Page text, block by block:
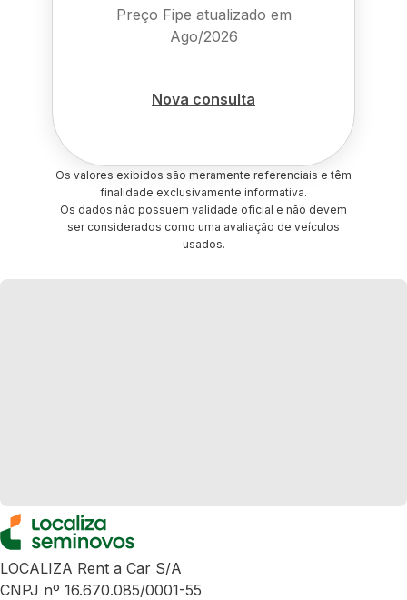
Preço Fipe atualizado em
Ago/2026
Nova consulta
Os valores exibidos são meramente referenciais e têm
finalidade exclusivamente informativa.
Os dados não possuem validade oficial e não devem
ser considerados como uma avaliação de veículos
usados.
LOCALIZA Rent a Car S/A
CNPJ nº 16.670.085/0001-55